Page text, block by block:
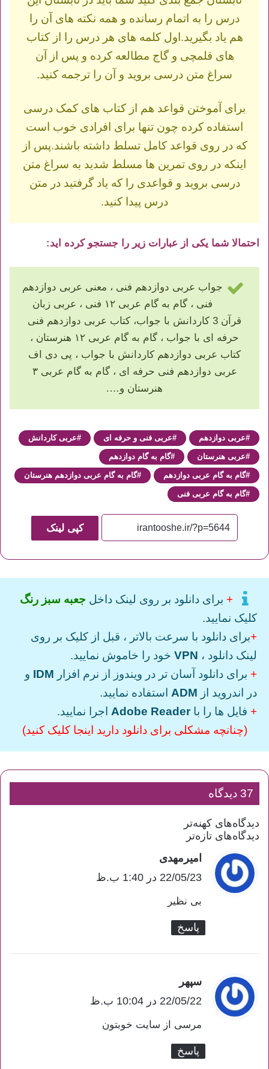
درس را به اتمام رسانده و همه نکته های آن را
هم یاد بگیرید.اول کلمه های هر درس را از کتاب
های قلمچی و گاج مطالعه کرده و پس از آن
سراغ متن درسی بروید و آن را ترجمه کنید.
برای آموختن قواعد هم از کتاب های کمک درسی
استفاده کرده چون تنها برای افرادی خوب است
که در روی قواعد کامل تسلط داشته باشند.پس از
اینکه در روی تمرین ها مسلط شدید به سراغ متن
درسی بروید و قواعدی را که یاد گرفتید در متن
درس پیدا کنید.
احتمالا شما یکی از عبارات زیر را جستجو کرده اید:
جواب عربی دوازدهم فنی ، معنی عربی دوازدهم
فنی ، گام به گام عربی ۱۲ فنی ، عربی زبان
قرآن 3 کاردانش با جواب
، کتاب عربی دوازدهم فنی
حرفه ای با جواب ، گام به گام عربی ۱۲ هنرستان
،
کتاب عربی دوازدهم کاردانش با جواب ، پی دی اف
عربی دوازدهم فنی حرفه ای ،
گام به گام عربی ۳
هنرستان و….
عربی دوازدهم عربی فنی و حرفه ای عربی کاردانش
عربی هنرستان گام به گام دوازدهم
گام به گام عربی دوازدهم گام به گام عربی دوازدهم هنرستان
گام به گام عربی فنی
کپی لینک
+ برای دانلود بر روی لینک داخل جعبه سبز رنگ
کلیک نمایید.
+برای دانلود با سرعت بالاتر ، قبل از کلیک بر روی
لینک دانلود ، VPN خود را خاموش نمایید.
+ برای دانلود آسان تر در ویندوز از نرم افزار IDM و
در اندروید از ADM استفاده نمایید.
+ فایل ها را با Adobe Reader اجرا نمایید.
(چنانچه مشکلی برای دانلود دارید اینجا کلیک کنید)
37 دیدگاه
راهبری
دیدگاه‌ها
دیدگاه‌های کهنه‌تر
دیدگاه‌های تازه‌تر
امیرمهدی
ف 22/05/23 در 1:40 ب.ظ
بی نظیر
پاسخ
سپهر
ف
ت
22/05/22 در 10:04 ب.ظ
مرسی از سایت خوبتون
پاسخ